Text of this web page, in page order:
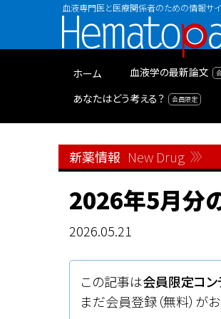
血液専門医と医療関係者のための情報サイ
Hematopaseo
ホーム 血液学の最新論文
あなたはどう考える？
新薬情報 New Drug
2026年5月分
2026.05.21
この記事は会員限定コン
まだ会員登録（無料）が